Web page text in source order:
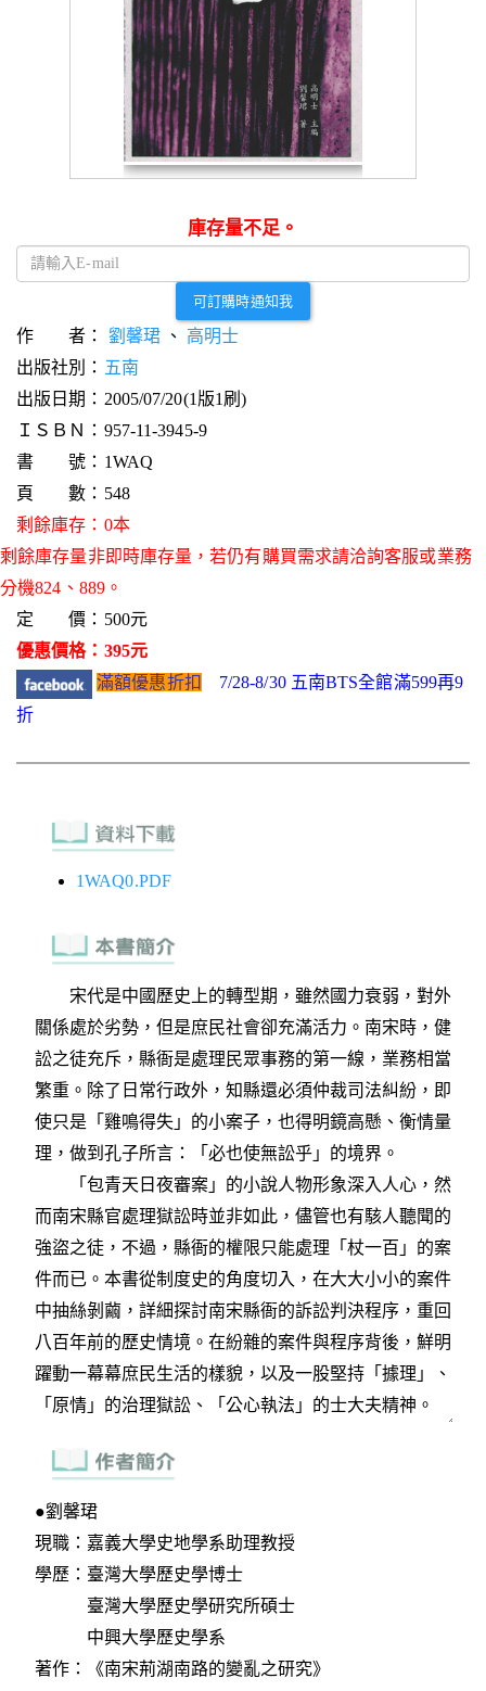
庫存量不足。
可訂購時通知我
作 者： 劉馨珺、 高明士
出版社別： 五南
出版日期：2005/07/20(1版1刷)
ＩＳＢＮ：957-11-3945-9
書 號：1WAQ
頁 數：548
剩餘庫存：0本
剩餘庫存量非即時庫存量，若仍有購買需求請洽詢客服或業務
分機824、889。
定 價：500元
優惠價格：395元
滿額優惠折扣
7/28-8/30 五南BTS全館滿599再9
折
1WAQ0.PDF